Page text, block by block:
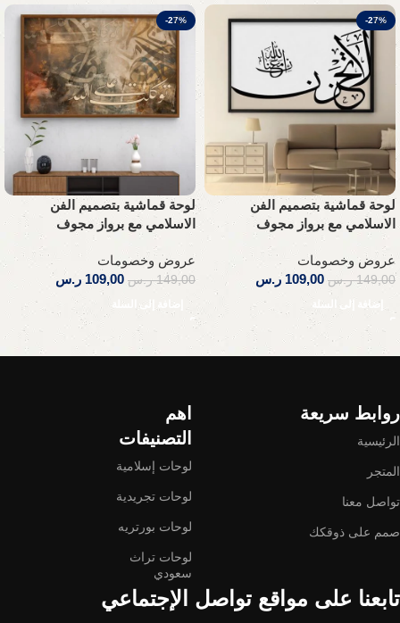
-27%
لوحة قماشية بتصميم الفن
الاسلامي مع برواز مجوف
عروض وخصومات
149,00 ر.س 109,00 ر.س
إضافة إلى السلة
-27%
لوحة قماشية بتصميم الفن
الاسلامي مع برواز مجوف
عروض وخصومات
149,00 ر.س 109,00 ر.س
إضافة إلى السلة
Read More
روابط سريعة
الرئيسية
المتجر
تواصل معنا
صمم على ذوقكك
اهم
التصنيفات
لوحات إسلامية
لوحات تجريدية
لوحات بورتريه
لوحات تراث
سعودي
تابعنا على مواقع تواصل الإجتماعي